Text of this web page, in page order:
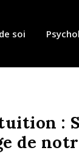
soi
:
de